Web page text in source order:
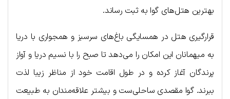
بهترین هتل‌های گوا به ثبت رساند.
قرارگیری هتل در همسایگی باغ‌های سرسبز و همجواری با دریا
به میهمانان این امکان را می‌دهد تا صبح را با نسیم دریا و آواز
پرندگان آغاز کرده و در طول اقامت خود از مناظر زیبا لذت
ببرند. گوا مقصدی ساحلی‌ست و بیشتر علاقه‌مندان به طبیعت